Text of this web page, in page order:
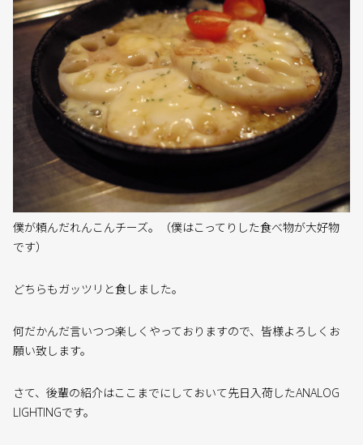
僕が頼んだれんこんチーズ。（僕はこってりした食べ物が大好物
です）
どちらもガッツリと食しました。
何だかんだ言いつつ楽しくやっておりますので、皆様よろしくお
願い致します。
さて、後輩の紹介はここまでにしておいて先日入荷したANALOG
LIGHTINGです。